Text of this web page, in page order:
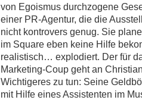
von Egoismus durchzogene
einer PR-Agentur, die die
nicht kontrovers genug. Sie
im Square eben keine Hilfe
realistisch… explodiert. Der für
Marketing-Coup geht an
Wichtigeres zu tun: Seine
mit Hilfe eines Assistenten im